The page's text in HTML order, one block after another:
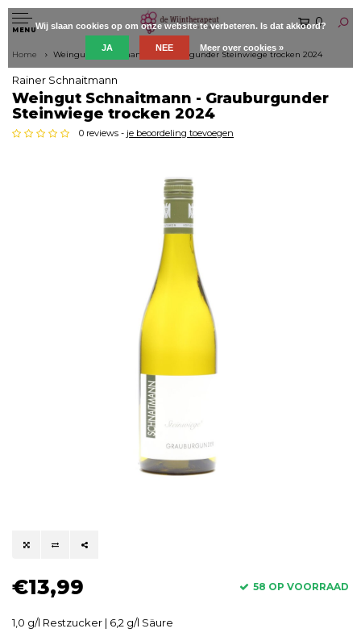
MENU
0
Home Weingut Schnaitmann - Grauburgunder Steinwiege trocken 2024
Rainer Schnaitmann
Weingut Schnaitmann - Grauburgunder
Steinwiege trocken 2024
0 reviews - je beoordeling toevoegen
€13,99 58 OP VOORRAAD
1,0 g/l Restzucker | 6,2 g/l Säure
Wij slaan cookies op om onze website te verbeteren. Is dat akkoord?
JA NEE Meer over cookies »